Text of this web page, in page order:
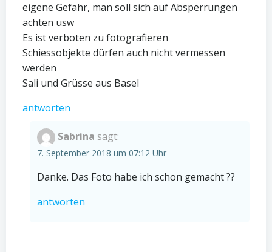
eigene Gefahr, man soll sich auf Absperrungen
achten usw
Es ist verboten zu fotografieren
Schiessobjekte dürfen auch nicht vermessen
werden
Sali und Grüsse aus Basel
antworten
Sabrina sagt:
7. September 2018 um 07:12 Uhr
Danke. Das Foto habe ich schon gemacht ??
antworten